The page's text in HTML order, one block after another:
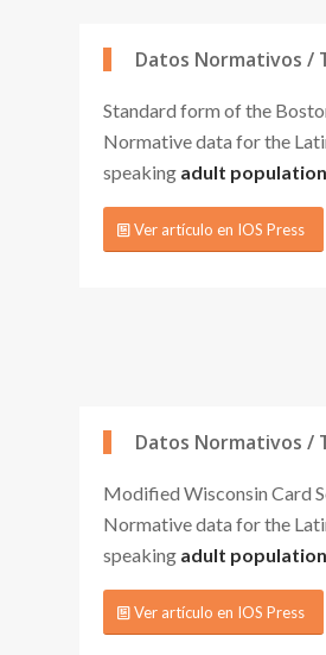
Datos Normativos /
Standard form of the
Normative data for the
speaking adult population
Ver artículo en IOS Press
Datos Normativos /
Modified Wisconsin Card
Normative data for the
speaking adult population
Ver artículo en IOS Press